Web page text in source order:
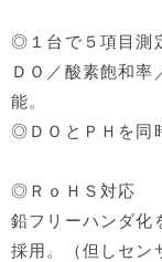
◎１台で５項目測
ＤＯ／酸素飽和
能。
◎ＤＯとＰＨを同
◎ＲｏＨＳ対応
鉛フリーハンダ化
採用。（但しセン